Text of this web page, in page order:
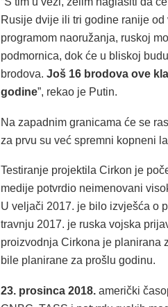
Rusije dvije ili tri godine ranije
programom naoružanja, ruskoj
podmornica, dok će u bliskoj
brodova. Još 16 brodova ove
godine”, rekao je Putin.
Na zapadnim granicama će se
za prvu su već spremni kopneni
Testiranje projektila Cirkon je
medije potvrdio neimenovani
U veljači 2017. je bilo izvješća o
travnju 2017. je ruska vojska
proizvodnja Cirkona je planirana
bile planirane za prošlu godinu.
23. prosinca 2018.američki